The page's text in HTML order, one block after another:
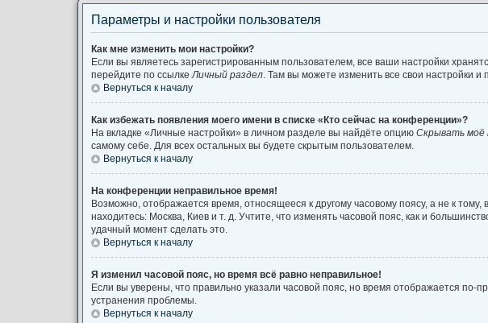
Параметры и настройки пользователя
Как мне изменить мои настройки?
Если вы являетесь зарегистрированным пользователем, все ваши настройки
перейдите по ссылкеЛичный раздел. Там вы можете изменить все свои настройки и
Вернуться к началу
Как избежать появления моего имени в списке «Кто сейчас на конференции»?
На вкладке «Личные настройки» в личном разделе вы найдёте опцию Скрывать моё
самому себе. Для всех остальных вы будете скрытым пользователем.
Вернуться к началу
На конференции неправильное время!
Возможно, отображается время, относящееся к другому часовому поясу, а не к
находитесь: Москва, Киев и т. д. Учтите, что изменять часовой пояс, как и
удачный момент сделать это.
Вернуться к началу
Я изменил часовой пояс, но время всё равно неправильное!
Если вы уверены, что правильно указали часовой пояс, но время отображается
устранения проблемы.
Вернуться к началу